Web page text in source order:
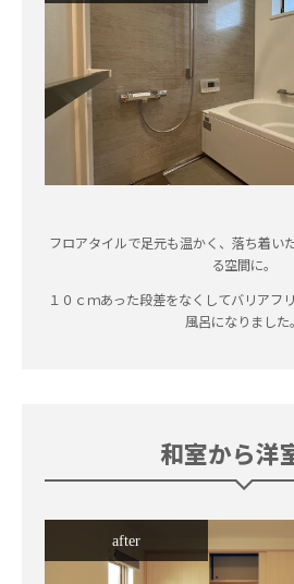
フロアタイルで足元も温かく、落ち着い
る空間に。
１０ｃｍあった段差をなくしてバリアフ
風呂になりました。
和室から洋
after